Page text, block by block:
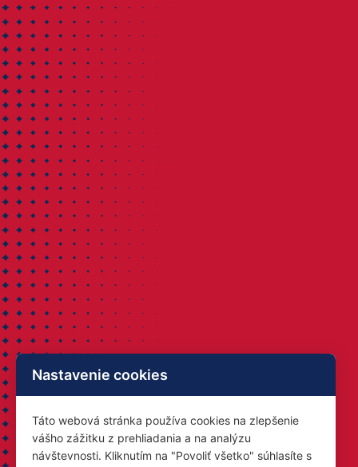
Nastavenie cookies
Táto webová stránka používa cookies na zlepšenie
vášho zážitku z prehliadania a na analýzu
návštevnosti. Kliknutím na "Povoliť všetko" súhlasíte s